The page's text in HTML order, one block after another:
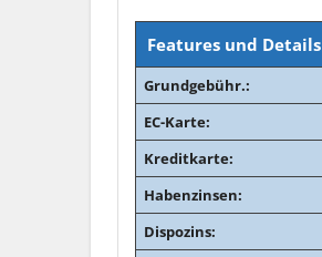
Features und Details
Grundgebühr.:
EC-Karte:
Kreditkarte:
Habenzinsen:
Dispozins: